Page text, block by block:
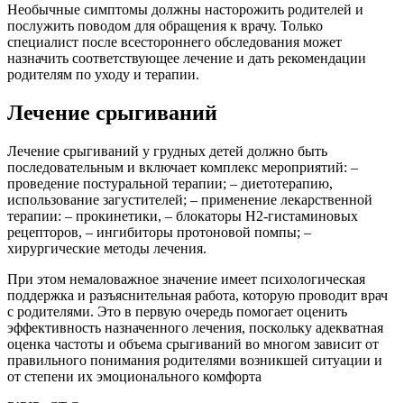
Необычные симптомы должны насторожить родителей и
послужить поводом для обращения к врачу. Только
специалист после всестороннего обследования может
назначить соответствующее лечение и дать рекомендации
родителям по уходу и терапии.
Лечение срыгиваний
Лечение срыгиваний у грудных детей должно быть
последовательным и включает комплекс мероприятий: –
проведение постуральной терапии; – диетотерапию,
использование загустителей; – применение лекарственной
терапии: – прокинетики, – блокаторы Н2-гистаминовых
рецепторов, – ингибиторы протоновой помпы; –
хирургические методы лечения.
При этом немаловажное значение имеет психологическая
поддержка и разъяснительная работа, которую проводит врач
с родителями. Это в первую очередь помогает оценить
эффективность назначенного лечения, поскольку адекватная
оценка частоты и объема срыгиваний во многом зависит от
правильного понимания родителями возникшей ситуации и
от степени их эмоционального комфорта